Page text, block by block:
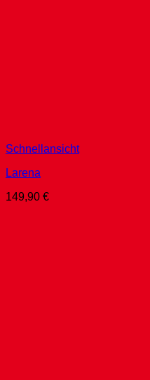
Schnellansicht
Larena
149,90 €